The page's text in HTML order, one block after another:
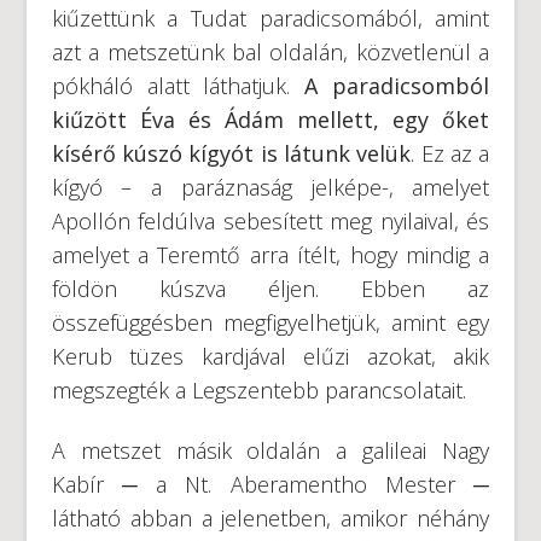
kiűzettünk a Tudat paradicsomából, amint
azt a metszetünk bal oldalán, közvetlenül a
pókháló alatt láthatjuk.A paradicsomból
kiűzött Éva és Ádám mellett, egy őket
kísérő kúszó kígyót is látunk velük. Ez az a
kígyó – a paráznaság jelképe-, amelyet
Apollón feldúlva sebesített meg nyilaival, és
amelyet a Teremtő arra ítélt, hogy mindig a
földön kúszva éljen. Ebben az
összefüggésben megfigyelhetjük, amint egy
Kerub tüzes kardjával elűzi azokat, akik
megszegték a Legszentebb parancsolatait.
A metszet másik oldalán a galileai Nagy
Kabír ─ a Nt. Aberamentho Mester ─
látható abban a jelenetben, amikor néhány